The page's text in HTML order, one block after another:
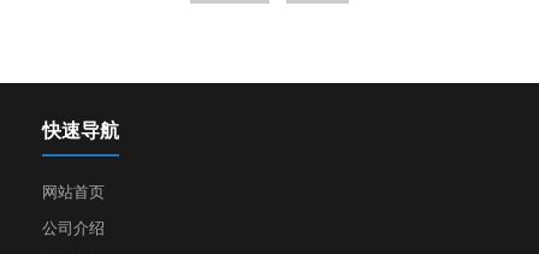
快速导航
网站首页
公司介绍